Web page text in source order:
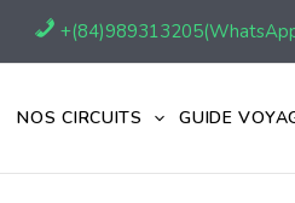
U
NOS CIRCUITS GUIDE